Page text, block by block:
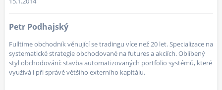
Petr Podhajský
Fulltime obchodník věnující se tradingu více než 20 let. Specializace na
systematické strategie obchodované na futures a akciích. Oblíbený
styl obchodování: stavba automatizovaných portfolio systémů, které
využívá i při správě většího externího kapitálu.